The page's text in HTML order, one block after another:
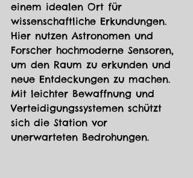
einem idealen Ort für
wissenschaftliche Erkundungen.
Hier nutzen Astronomen und
Forscher hochmoderne Sensoren,
um den Raum zu erkunden und
neue Entdeckungen zu machen.
Mit leichter Bewaffnung und
Verteidigungssystemen schützt
sich die Station vor
unerwarteten Bedrohungen.